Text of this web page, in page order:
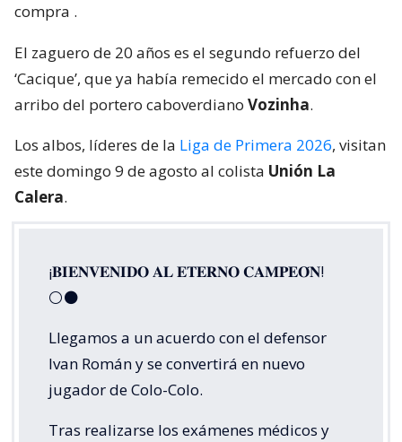
compra .
El zaguero de 20 años es el segundo refuerzo del
‘Cacique’, que ya había remecido el mercado con el
arribo del portero caboverdiano Vozinha.
Los albos, líderes de la Liga de Primera 2026, visitan
este domingo 9 de agosto al colista Unión La
Calera.
¡𝐁𝐈𝐄𝐍𝐕𝐄𝐍𝐈𝐃𝐎 𝐀𝐋 𝐄𝐓𝐄𝐑𝐍𝐎 𝐂𝐀𝐌𝐏𝐄𝐎́𝐍!
⚪⚫
Llegamos a un acuerdo con el defensor
Ivan Román y se convertirá en nuevo
jugador de Colo-Colo.
Tras realizarse los exámenes médicos y